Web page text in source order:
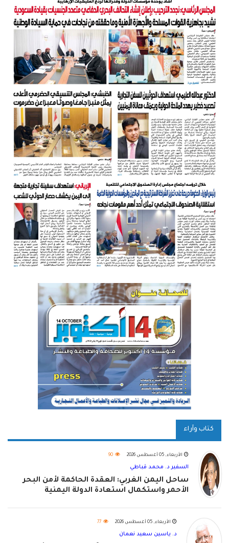
كتاب وآراء
الأربعاء, 05 أغسطس 2026 90
السفير د. محمد قباطي
ساحل اليمن الغربي: العقدة الحاكمة لأمن البحر
الأحمر واستكمال استعادة الدولة اليمنية
الأربعاء, 05 أغسطس 2026 77
د. ياسين سعيد نعمان